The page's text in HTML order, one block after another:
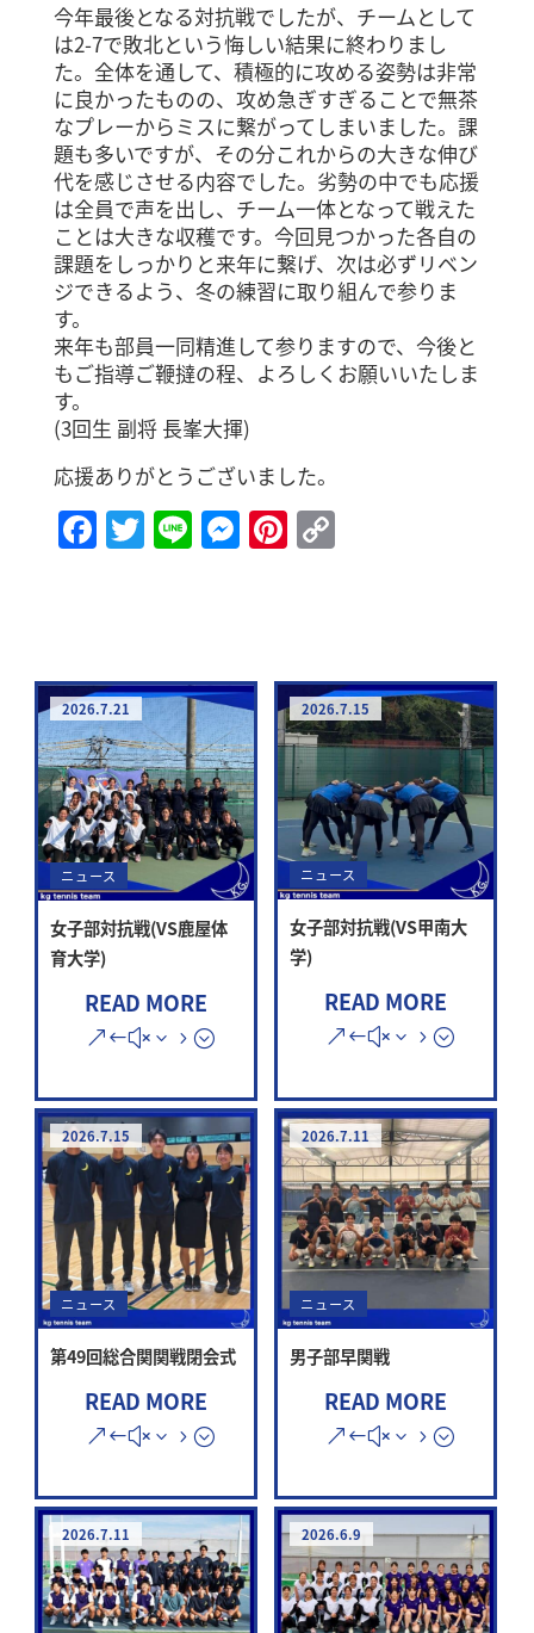
今年最後となる対抗戦でしたが、チームとして
は2-7で敗北という悔しい結果に終わりまし
た。全体を通して、積極的に攻める姿勢は非常
に良かったものの、攻め急ぎすぎることで無茶
なプレーからミスに繋がってしまいました。課
題も多いですが、その分これからの大きな伸び
代を感じさせる内容でした。劣勢の中でも応援
は全員で声を出し、チーム一体となって戦えた
ことは大きな収穫です。今回見つかった各自の
課題をしっかりと来年に繋げ、次は必ずリベン
ジできるよう、冬の練習に取り組んで参りま
す。
来年も部員一同精進して参りますので、今後と
もご指導ご鞭撻の程、よろしくお願いいたしま
す。
(3回生 副将 長峯大揮)
応援ありがとうございました。
Facebook
Twitter
LineMessenger
Pinterest
Copy
2026.7.21
ニュース
女子部対抗戦(VS鹿屋体
育大学)
READ MORE
2026.7.15
ニュース
女子部対抗戦(VS甲南大
学)
READ MORE
2026.7.15
ニュース
第49回総合関関戦閉会式
READ MORE
2026.7.11
ニュース
男子部早関戦
READ MORE
2026.7.11 2026.6.9